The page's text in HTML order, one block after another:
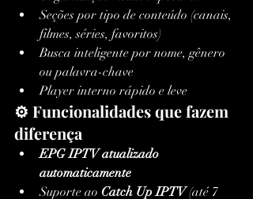
Seções por tipo de conteúdo (canais,
filmes, séries, favoritos)
Busca inteligente por nome, gênero
ou palavra-chave
Player interno rápido e leve
⚙️ Funcionalidades que fazem
diferença
EPG IPTV atualizado
automaticamente
Suporte ao Catch Up IPTV (até 7